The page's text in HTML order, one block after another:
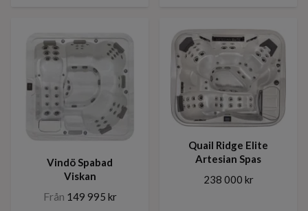
Vindö Spabad
Viskan
Från 149 995 kr
Quail Ridge Elite
Artesian Spas
238 000 kr